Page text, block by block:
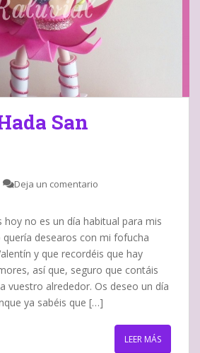
San
Deja un comentario
hoy no es un día habitual para mis
desearos con mi fofucha
y que recordéis que hay
así que, seguro que contáis
vuestro alrededor. Os deseo un día
ya sabéis que […]
LEER MÁS